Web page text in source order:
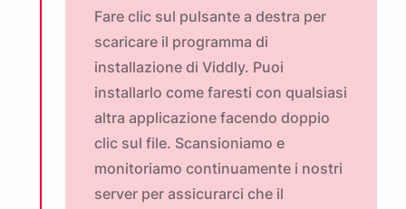
Fare clic sul pulsante a destra per
scaricare il programma di
installazione di Viddly. Puoi
installarlo come faresti con qualsiasi
altra applicazione facendo doppio
clic sul file. Scansioniamo e
monitoriamo continuamente i nostri
server per assicurarci che il